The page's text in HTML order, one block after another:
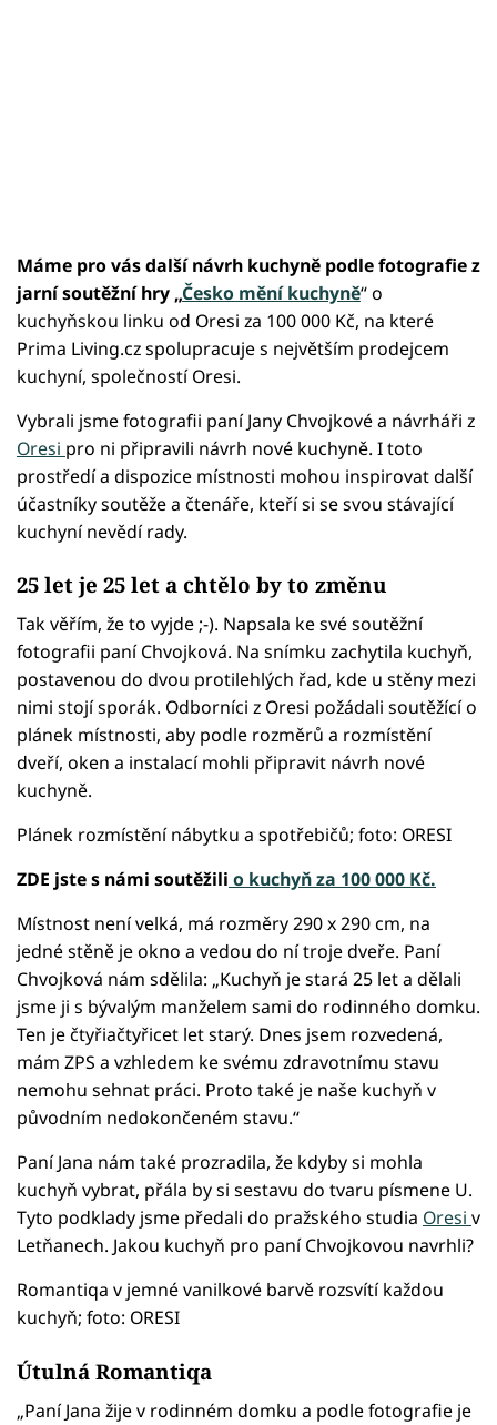
Máme pro vás další návrh kuchyně podle fotografie z
jarní soutěžní hry „Česko mění kuchyně“ o
kuchyňskou linku od Oresi za 100 000 Kč, na které
Prima Living.cz spolupracuje s největším prodejcem
kuchyní, společností Oresi.
Vybrali jsme fotografii paní Jany Chvojkové a návrháři z
Oresi pro ni připravili návrh nové kuchyně. I toto
prostředí a dispozice místnosti mohou inspirovat další
účastníky soutěže a čtenáře, kteří si se svou stávající
kuchyní nevědí rady.
25 let je 25 let a chtělo by to změnu
Tak věřím, že to vyjde ;-). Napsala ke své soutěžní
fotografii paní Chvojková. Na snímku zachytila kuchyň,
postavenou do dvou protilehlých řad, kde u stěny mezi
nimi stojí sporák. Odborníci z Oresi požádali soutěžící o
plánek místnosti, aby podle rozměrů a rozmístění
dveří, oken a instalací mohli připravit návrh nové
kuchyně.
Plánek rozmístění nábytku a spotřebičů; foto: ORESI
ZDE jste s námi soutěžili o kuchyň za 100 000 Kč.
Místnost není velká, má rozměry 290 x 290 cm, na
jedné stěně je okno a vedou do ní troje dveře. Paní
Chvojková nám sdělila: „Kuchyň je stará 25 let a dělali
jsme ji s bývalým manželem sami do rodinného domku.
Ten je čtyřiačtyřicet let starý. Dnes jsem rozvedená,
mám ZPS a vzhledem ke svému zdravotnímu stavu
nemohu sehnat práci. Proto také je naše kuchyň v
původním nedokončeném stavu.“
Paní Jana nám také prozradila, že kdyby si mohla
kuchyň vybrat, přála by si sestavu do tvaru písmene U.
Tyto podklady jsme předali do pražského studia Oresi v
Letňanech. Jakou kuchyň pro paní Chvojkovou navrhli?
Romantiqa v jemné vanilkové barvě rozsvítí každou
kuchyň; foto: ORESI
Útulná Romantiqa
„Paní Jana žije v rodinném domku a podle fotografie je